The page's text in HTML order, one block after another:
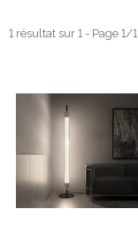
1 résultat sur 1 - Page 1/1